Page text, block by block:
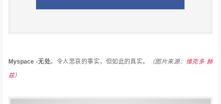
Myspace -无处。 令人悲哀的事实，但如此的真实。 （图片来源： 维克多·赫
兹）